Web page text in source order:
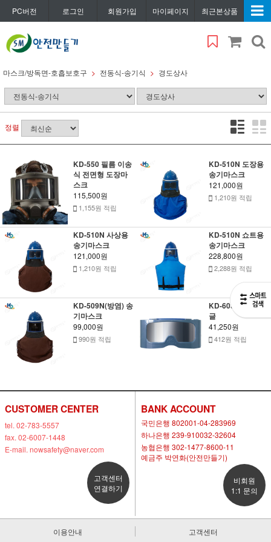
PC버전 로그인 회원가입 마이페이지 최근본상품
마스크/방독면-호흡보호구 전동식-송기식 경도상사
정렬
KD-550 필름 이송
식 전면형 도장마
스크
115,500원
1,155원 적립
KD-510N 도장용
송기마스크
121,000원
1,210원 적립
KD-510N 사상용
송기마스크
121,000원
1,210원 적립
KD-510N 쇼트용
송기마스크
228,800원
2,288원 적립
KD-509N(방염) 송
기마스크
99,000원
990원 적립
KD-603 도장용 고
글
41,250원
412원 적립
CUSTOMER CENTER
tel. 02-783-5557
fax. 02-6007-1448
E-mail. nowsafety@naver.com
고객센터
연결하기
BANK ACCOUNT
국민은행 802001-04-283969
하나은행 239-910032-32604
농협은행 302-1477-8600-11
예금주 박연화(안전만들기)
비회원
1:1 문의
이용안내 고객센터